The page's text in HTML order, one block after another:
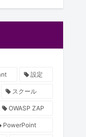
設定
スクール
OWASP ZAP
PowerPoint